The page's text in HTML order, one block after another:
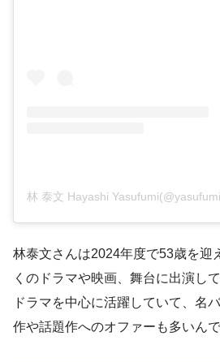
林泰文さんは2024年度で53歳を迎
くのドラマや映画、舞台に出演し
ドラマを中心に活躍していて、名
作や話題作へのオファーも多いんで